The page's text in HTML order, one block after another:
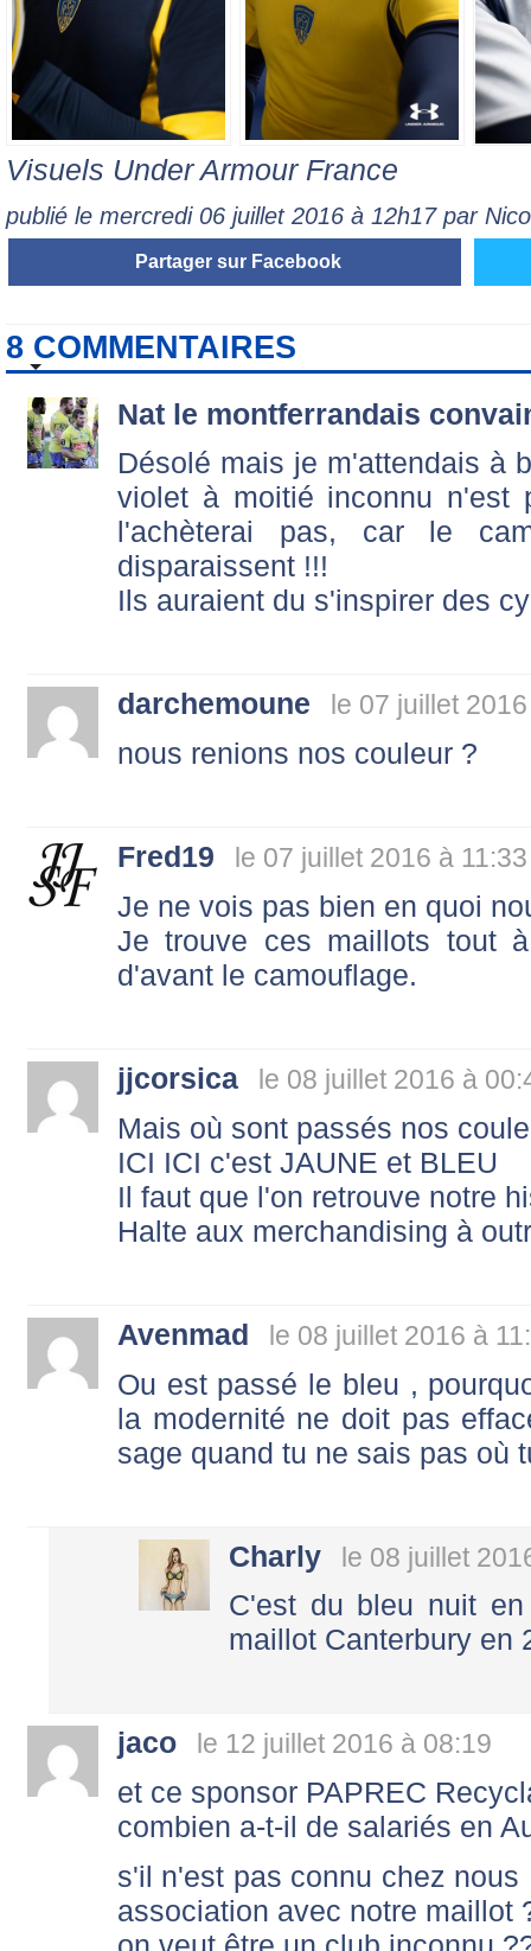
Visuels Under Armour France
publié le mercredi 06 juillet 2016 à 12h17 par
Partager sur Facebook
8 COMMENTAIRES
Nat le montferrandais
Désolé mais je m'attendais à
violet à moitié inconnu
l'achèterai pas, car le
disparaissent !!!
Ils auraient du s'inspirer des
darchemoune le 07 juillet
nous renions nos couleur ?
Fred19 le 07 juillet 2016 à 11:33
Je ne vois pas bien en quoi
Je trouve ces maillots tout
d'avant le camouflage.
jjcorsica le 08 juillet 2016 à
Mais où sont passés nos
ICI ICI c'est JAUNE et BLEU
Il faut que l'on retrouve notre
Halte aux merchandising à
Avenmad le 08 juillet 2016 à
Ou est passé le bleu ,
la modernité ne doit pas
sage quand tu ne sais pas où
Charly le 08 juillet
C'est du bleu nuit
maillot Canterbury en
jaco le 12 juillet 2016 à 08:19
et ce sponsor PAPREC
combien a-t-il de salariés en
s'il n'est pas connu chez
association avec notre maillot